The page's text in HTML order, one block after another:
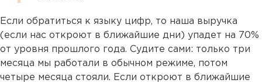
Если обратиться к языку цифр, то наша выручка
(если нас откроют в ближайшие дни) упадет на 70%
от уровня прошлого года. Судите сами: только три
месяца мы работали в обычном режиме, потом
четыре месяца стояли. Если откроют в ближайшие